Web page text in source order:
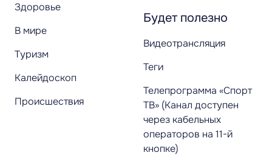
Здоровье
В мире
Туризм
Калейдоскоп
Происшествия
Будет полезно
Видеотрансляция
Теги
Телепрограмма «Спорт
ТВ» (Канал доступен
через кабельных
операторов на 11-й
кнопке)